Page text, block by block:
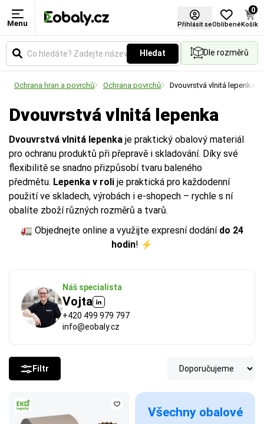
Menu Přihlásit seOblíbené
0
Košík
Hledat Dle rozměrů
Ochrana hran a povrchů Ochrana povrchů Dvouvrstvá vlnitá lepenka
Dvouvrstvá vlnitá lepenka
Dvouvrstvá vlnitá lepenka je praktický obalový materiál
pro ochranu produktů při přepravě i skladování. Díky své
flexibilitě se snadno přizpůsobí tvaru baleného
předmětu. Lepenka v roli je praktická pro každodenní
použití ve skladech, výrobách i e-shopech – rychle s ní
obalíte zboží různých rozměrů a tvarů.
🚛 Objednejte online a využijte expresní dodání do 24
hodin! ⚡
Náš specialista
Vojta
+420 499 979 797
info@eobaly.cz
Filtr
Všechny obalové
Šířka role (mm)
Udává celkovou šířku role v milimetrech. Vyberte si
palet.
Návin (m)
Udává celkovou délku materiálu namotaného na